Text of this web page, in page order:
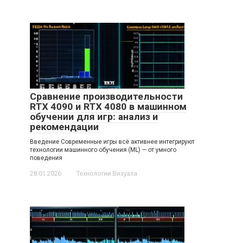
Сравнение производительности
RTX 4090 и RTX 4080 в машинном
обучении для игр: анализ и
рекомендации
Введение Современные игры всё активнее интегрируют
технологии машинного обучения (ML) — от умного
поведения
28.01.2026 Технологии Визуала